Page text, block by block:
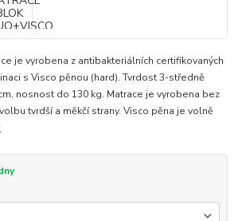
je vyrobena z antibakteriálních certifikovaných
s Visco pěnou (hard). Tvrdost 3-středně
nosnost do 130 kg. Matrace je vyrobena bez
tvrdší a měkčí strany. Visco pěna je volně